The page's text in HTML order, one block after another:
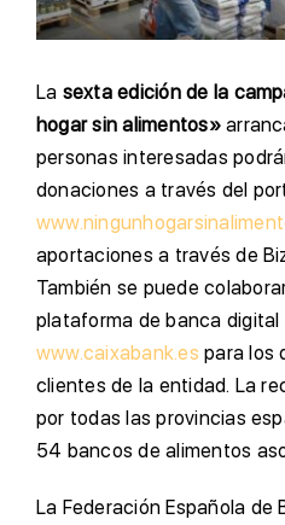
La sexta edición de la
hogar sin alimentos»
personas interesadas
donaciones a través del
aportaciones a través de
También se puede
plataforma de banca
www.caixabank.es para los
clientes de la entidad. La
por todas las provincias
54 bancos de alimentos
La Federación Española de